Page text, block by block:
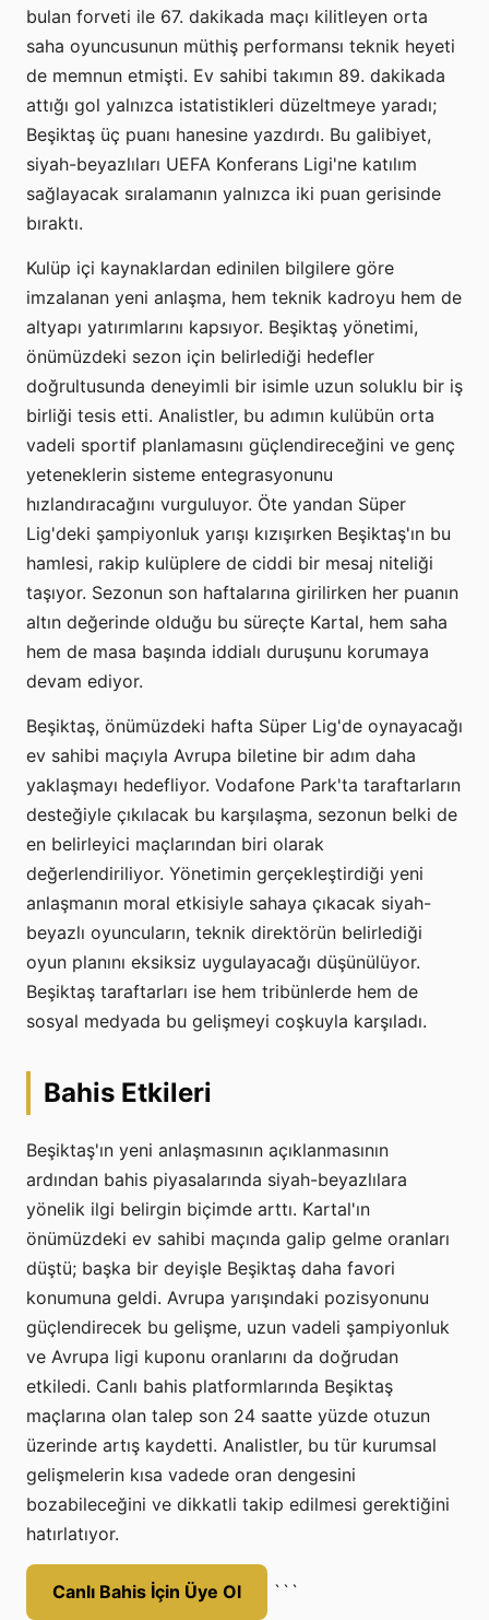
bulan forveti ile 67. dakikada maçı kilitleyen orta
saha oyuncusunun müthiş performansı teknik heyeti
de memnun etmişti. Ev sahibi takımın 89. dakikada
attığı gol yalnızca istatistikleri düzeltmeye yaradı;
Beşiktaş üç puanı hanesine yazdırdı. Bu galibiyet,
siyah-beyazlıları UEFA Konferans Ligi'ne katılım
sağlayacak sıralamanın yalnızca iki puan gerisinde
bıraktı.
Kulüp içi kaynaklardan edinilen bilgilere göre
imzalanan yeni anlaşma, hem teknik kadroyu hem de
altyapı yatırımlarını kapsıyor. Beşiktaş yönetimi,
önümüzdeki sezon için belirlediği hedefler
doğrultusunda deneyimli bir isimle uzun soluklu bir iş
birliği tesis etti. Analistler, bu adımın kulübün orta
vadeli sportif planlamasını güçlendireceğini ve genç
yeteneklerin sisteme entegrasyonunu
hızlandıracağını vurguluyor. Öte yandan Süper
Lig'deki şampiyonluk yarışı kızışırken Beşiktaş'ın bu
hamlesi, rakip kulüplere de ciddi bir mesaj niteliği
taşıyor. Sezonun son haftalarına girilirken her puanın
altın değerinde olduğu bu süreçte Kartal, hem saha
hem de masa başında iddialı duruşunu korumaya
devam ediyor.
Beşiktaş, önümüzdeki hafta Süper Lig'de oynayacağı
ev sahibi maçıyla Avrupa biletine bir adım daha
yaklaşmayı hedefliyor. Vodafone Park'ta taraftarların
desteğiyle çıkılacak bu karşılaşma, sezonun belki de
en belirleyici maçlarından biri olarak
değerlendiriliyor. Yönetimin gerçekleştirdiği yeni
anlaşmanın moral etkisiyle sahaya çıkacak siyah-
beyazlı oyuncuların, teknik direktörün belirlediği
oyun planını eksiksiz uygulayacağı düşünülüyor.
Beşiktaş taraftarları ise hem tribünlerde hem de
sosyal medyada bu gelişmeyi coşkuyla karşıladı.
Bahis Etkileri
Beşiktaş'ın yeni anlaşmasının açıklanmasının
ardından bahis piyasalarında siyah-beyazlılara
yönelik ilgi belirgin biçimde arttı. Kartal'ın
önümüzdeki ev sahibi maçında galip gelme oranları
düştü; başka bir deyişle Beşiktaş daha favori
konumuna geldi. Avrupa yarışındaki pozisyonunu
güçlendirecek bu gelişme, uzun vadeli şampiyonluk
ve Avrupa ligi kuponu oranlarını da doğrudan
etkiledi. Canlı bahis platformlarında Beşiktaş
maçlarına olan talep son 24 saatte yüzde otuzun
üzerinde artış kaydetti. Analistler, bu tür kurumsal
gelişmelerin kısa vadede oran dengesini
bozabileceğini ve dikkatli takip edilmesi gerektiğini
hatırlatıyor.
Canlı Bahis İçin Üye Ol ```